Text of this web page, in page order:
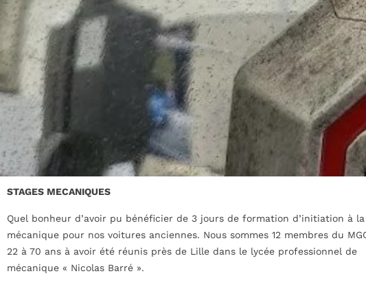
STAGES MECANIQUES
Quel bonheur d’avoir pu bénéficier de 3 jours de formation d’initiation à la
mécanique pour nos voitures anciennes. Nous sommes 12 membres du
22 à 70 ans à avoir été réunis près de Lille dans le lycée professionnel de
mécanique « Nicolas Barré ».